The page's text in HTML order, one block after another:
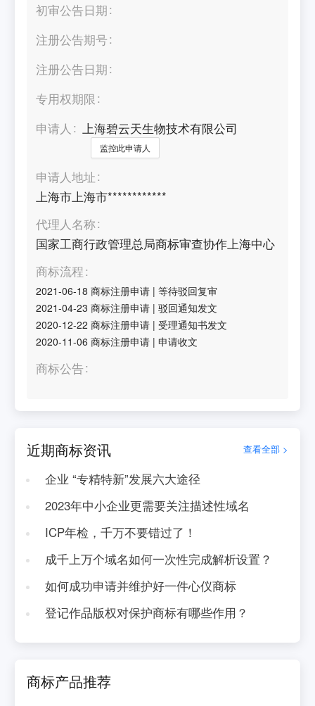
初审公告日期
注册公告期号
注册公告日期
专用权期限
申请人
上海碧云天生物技术有限公司
监控此申请人
申请人地址
上海市上海市************
代理人名称
国家工商行政管理总局商标审查协作上海中心
商标流程
2021-06-18 商标注册申请 |等待驳回复审
2021-04-23 商标注册申请 |驳回通知发文
2020-12-22 商标注册申请 |受理通知书发文
2020-11-06 商标注册申请 |申请收文
商标公告
近期商标资讯 查看全部 >
企业 “专精特新”发展六大途径
2023年中小企业更需要关注描述性域名
ICP年检，千万不要错过了！
成千上万个域名如何一次性完成解析设置？
如何成功申请并维护好一件心仪商标
登记作品版权对保护商标有哪些作用？
商标产品推荐